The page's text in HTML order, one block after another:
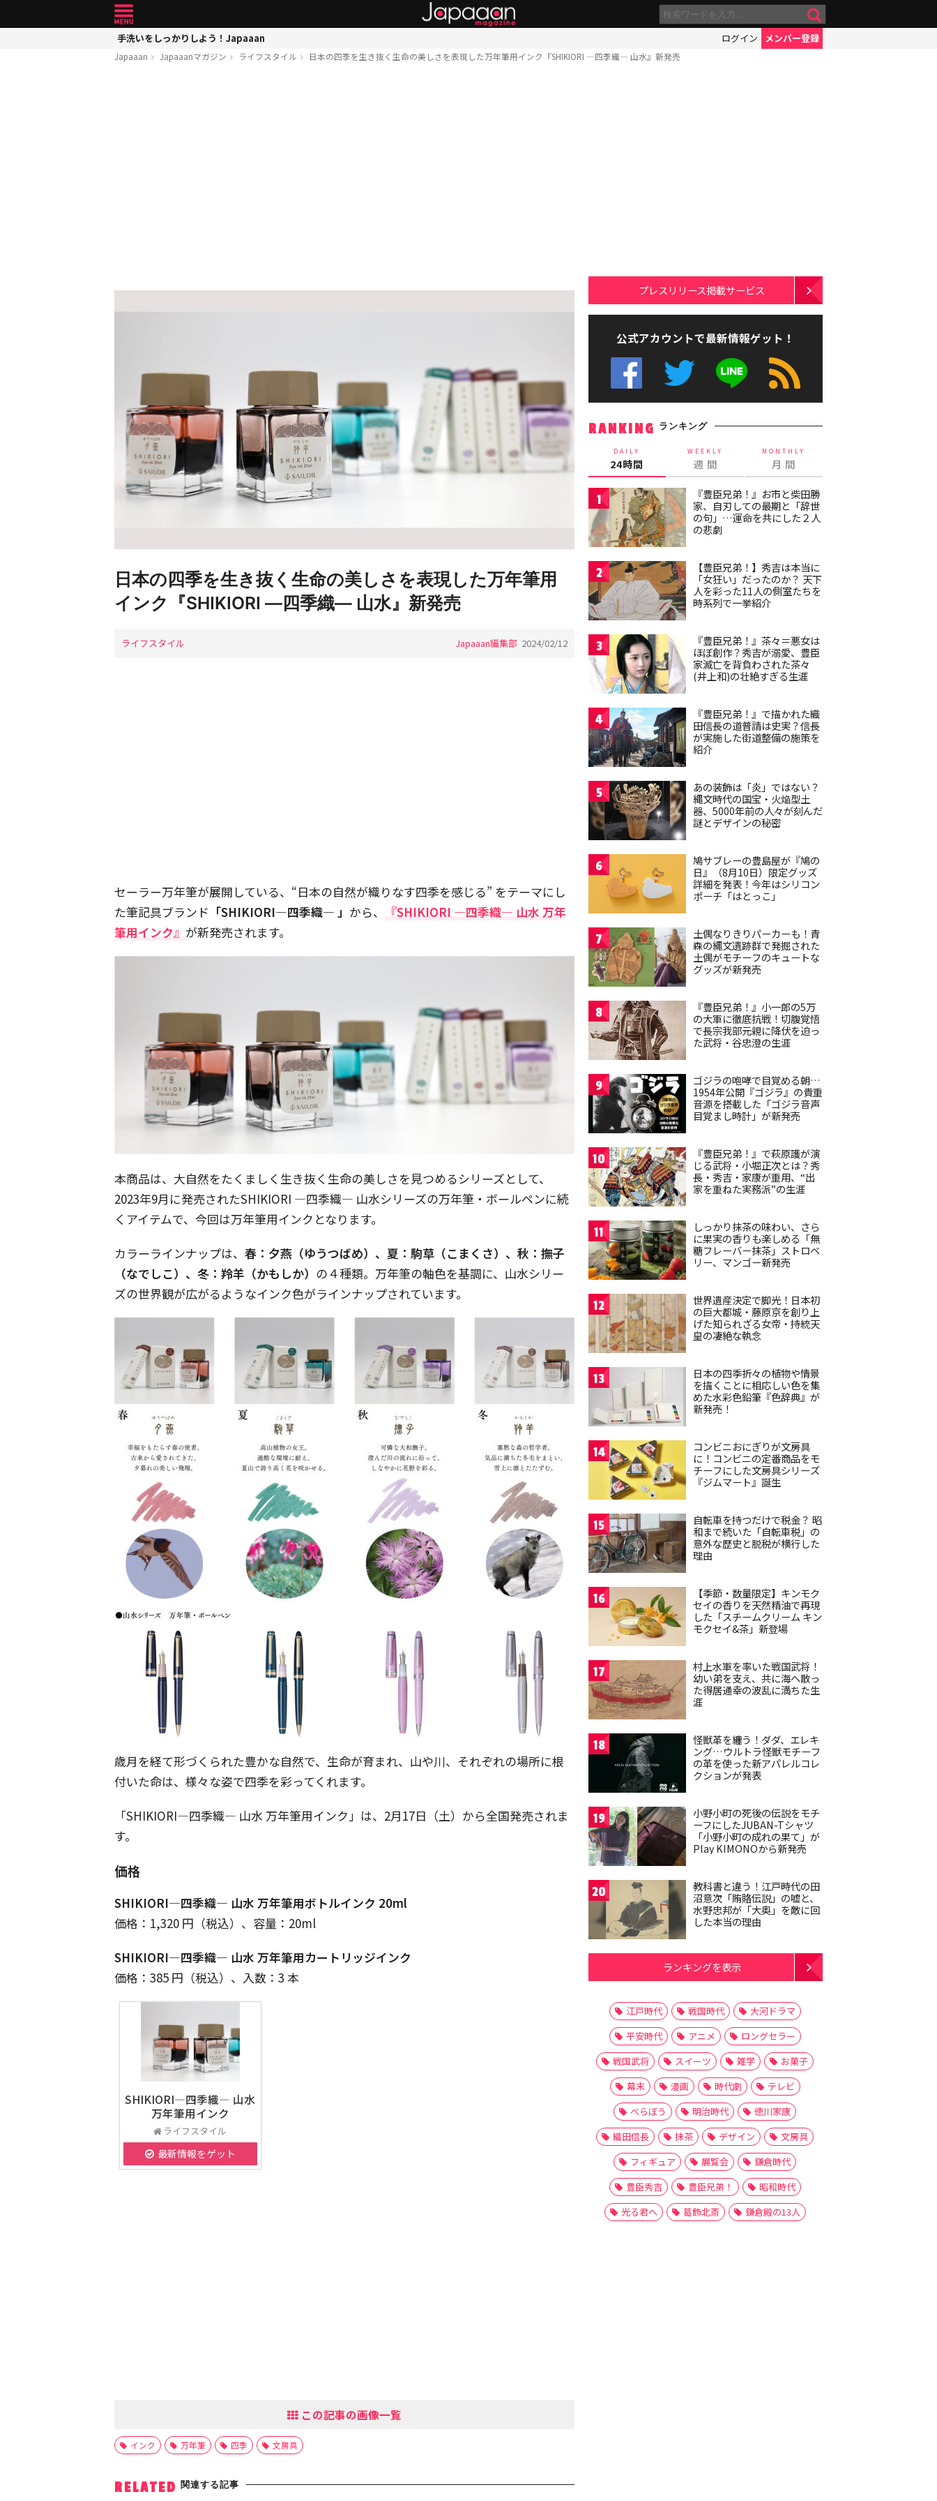
手洗いをしっかりしよう！Japaaan ログイン メンバー登録
Japaaan Japaaanマガジン ライフスタイル 日本の四季を生き抜く生命の美しさを表現した万年筆用インク『SHIKIORI ―四季織― 山水』新発売
日本の四季を生き抜く生命の美しさを表現した万年筆用
インク『SHIKIORI ―四季織― 山水』新発売
ライフスタイル Japaaan編集部 2024/02/12
セーラー万年筆が展開している、“日本の自然が織りなす四季を感じる” をテーマにし
た筆記具ブランド 「SHIKIORI―四季織― 」 から、
『SHIKIORI ―四季織― 山水 万年
筆用インク』 が新発売されます。
本商品は、大自然をたくましく生き抜く生命の美しさを見つめるシリーズとして、
2023年9月に発売されたSHIKIORI ―四季織― 山水シリーズの万年筆・ボールペンに続
くアイテムで、今回は万年筆用インクとなります。
カラーラインナップは、 春：夕燕（ゆうつばめ）、夏：駒草（こまくさ）、秋：撫子
（なでしこ）、冬：羚羊（かもしか） の４種類。万年筆の軸色を基調に、山水シリー
ズの世界観が広がるようなインク色がラインナップされています。
歳月を経て形づくられた豊かな自然で、生命が育まれ、山や川、それぞれの場所に根
付いた命は、様々な姿で四季を彩ってくれます。
「SHIKIORI―四季織― 山水 万年筆用インク」は、2月17日（土）から全国発売されま
す。
価格
SHIKIORI―四季織― 山水 万年筆用ボトルインク 20ml
価格：1,320 円（税込）、容量：20ml
SHIKIORI―四季織― 山水 万年筆用カートリッジインク
価格：385 円（税込）、入数：3 本
SHIKIORI―四季織― 山水
万年筆用インク
ライフスタイル
最新情報をゲット
この記事の画像一覧
インク 万年筆 四季 文房具
RELATED 関連する記事
プレスリリース掲載サービス
公式アカウントで最新情報ゲット！
RANKING ランキング
DAILY
24時間
WEEKLY
週 間
MONTHLY
月 間
1
『豊臣兄弟！』お市と柴田勝
家、自刃しての最期と「辞世
の句」…運命を共にした２人
の悲劇
2
【豊臣兄弟！】秀吉は本当に
「女狂い」だったのか？ 天下
人を彩った11人の側室たちを
時系列で一挙紹介
3
『豊臣兄弟！』茶々＝悪女は
ほぼ創作？秀吉が溺愛、豊臣
家滅亡を背負わされた茶々
(井上和)の壮絶すぎる生涯
4
『豊臣兄弟！』で描かれた織
田信長の道普請は史実？信長
が実施した街道整備の施策を
紹介
5
あの装飾は「炎」ではない？
縄文時代の国宝・火焔型土
器、5000年前の人々が刻んだ
謎とデザインの秘密
6
鳩サブレーの豊島屋が『鳩の
日』（8月10日）限定グッズ
詳細を発表！今年はシリコン
ポーチ「はとっこ」
7
土偶なりきりパーカーも！青
森の縄文遺跡群で発掘された
土偶がモチーフのキュートな
グッズが新発売
8
『豊臣兄弟！』小一郎の5万
の大軍に徹底抗戦！切腹覚悟
で長宗我部元親に降伏を迫っ
た武将・谷忠澄の生涯
9
ゴジラの咆哮で目覚める朝…
1954年公開『ゴジラ』の貴重
音源を搭載した「ゴジラ音声
目覚まし時計」が新発売
10
『豊臣兄弟！』で萩原護が演
じる武将・小堀正次とは？秀
長・秀吉・家康が重用、“出
家を重ねた実務派”の生涯
11
しっかり抹茶の味わい、さら
に果実の香りも楽しめる「無
糖フレーバー抹茶」ストロベ
リー、マンゴー新発売
12
世界遺産決定で脚光！日本初
の巨大都城・藤原京を創り上
げた知られざる女帝・持統天
皇の凄絶な執念
13
日本の四季折々の植物や情景
を描くことに相応しい色を集
めた水彩色鉛筆『色辞典』が
新発売！
14
コンビニおにぎりが文房具
に！コンビニの定番商品をモ
チーフにした文房具シリーズ
『ジムマート』誕生
15
自転車を持つだけで税金？ 昭
和まで続いた「自転車税」の
意外な歴史と脱税が横行した
理由
16
【季節・数量限定】キンモク
セイの香りを天然精油で再現
した「スチームクリーム キン
モクセイ&茶」新登場
17
村上水軍を率いた戦国武将！
幼い弟を支え、共に海へ散っ
た得居通幸の波乱に満ちた生
涯
18
怪獣革を纏う！ダダ、エレキ
ング…ウルトラ怪獣モチーフ
の革を使った新アパレルコレ
クションが発表
19
小野小町の死後の伝説をモチ
ーフにしたJUBAN-Tシャツ
「小野小町の成れの果て」が
Play KIMONOから新発売
20
教科書と違う！江戸時代の田
沼意次「賄賂伝説」の嘘と、
水野忠邦が「大奥」を敵に回
した本当の理由
ランキングを表示
江戸時代 戦国時代
大河ドラマ
平安時代
アニメ
ロングセラー
戦国武将
スイーツ 雑学
お菓子
幕末
漫画 時代劇
テレビ
べらぼう
明治時代
徳川家康
織田信長
抹茶 デザイン
文房具
フィギュア
展覧会
鎌倉時代
豊臣秀吉
豊臣兄弟！
昭和時代
光る君へ
葛飾北斎 鎌倉殿の13人